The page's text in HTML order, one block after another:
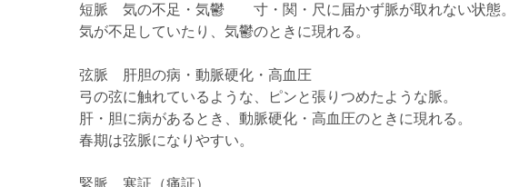
短脈 気の不足・気鬱 寸・関・尺に届かず脈が取れない状態。
気が不足していたり、気鬱のときに現れる。
弦脈 肝胆の病・動脈硬化・高血圧
弓の弦に触れているような、ピンと張りつめたような脈。
肝・胆に病があるとき、動脈硬化・高血圧のときに現れる。
春期は弦脈になりやすい。
緊脈 寒証（痛証）